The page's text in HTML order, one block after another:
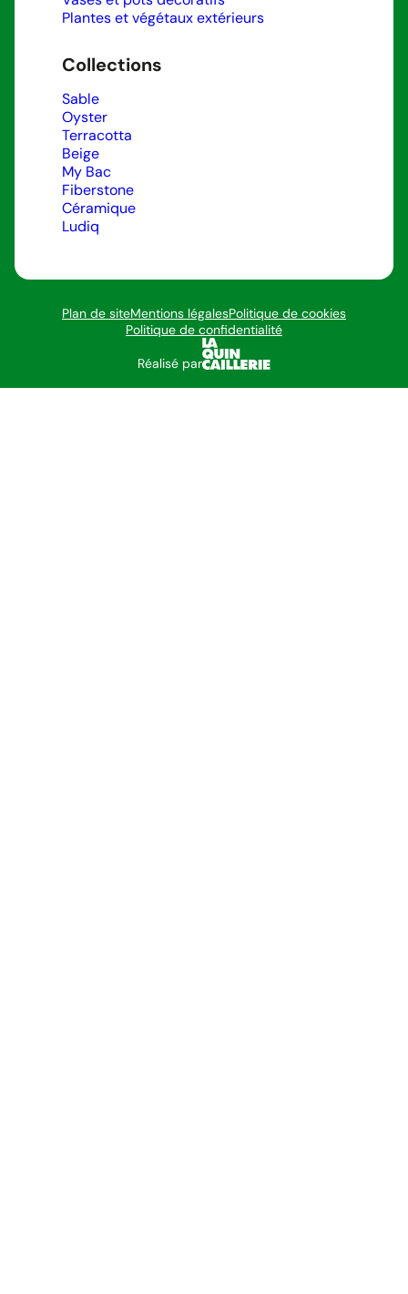
Plantes et végétaux extérieurs
Collections
Sable
Oyster
Terracotta
Beige
My Bac
Fiberstone
Céramique
Ludiq
Plan de siteMentions légalesPolitique de cookies
Politique de confidentialité
Réalisé par